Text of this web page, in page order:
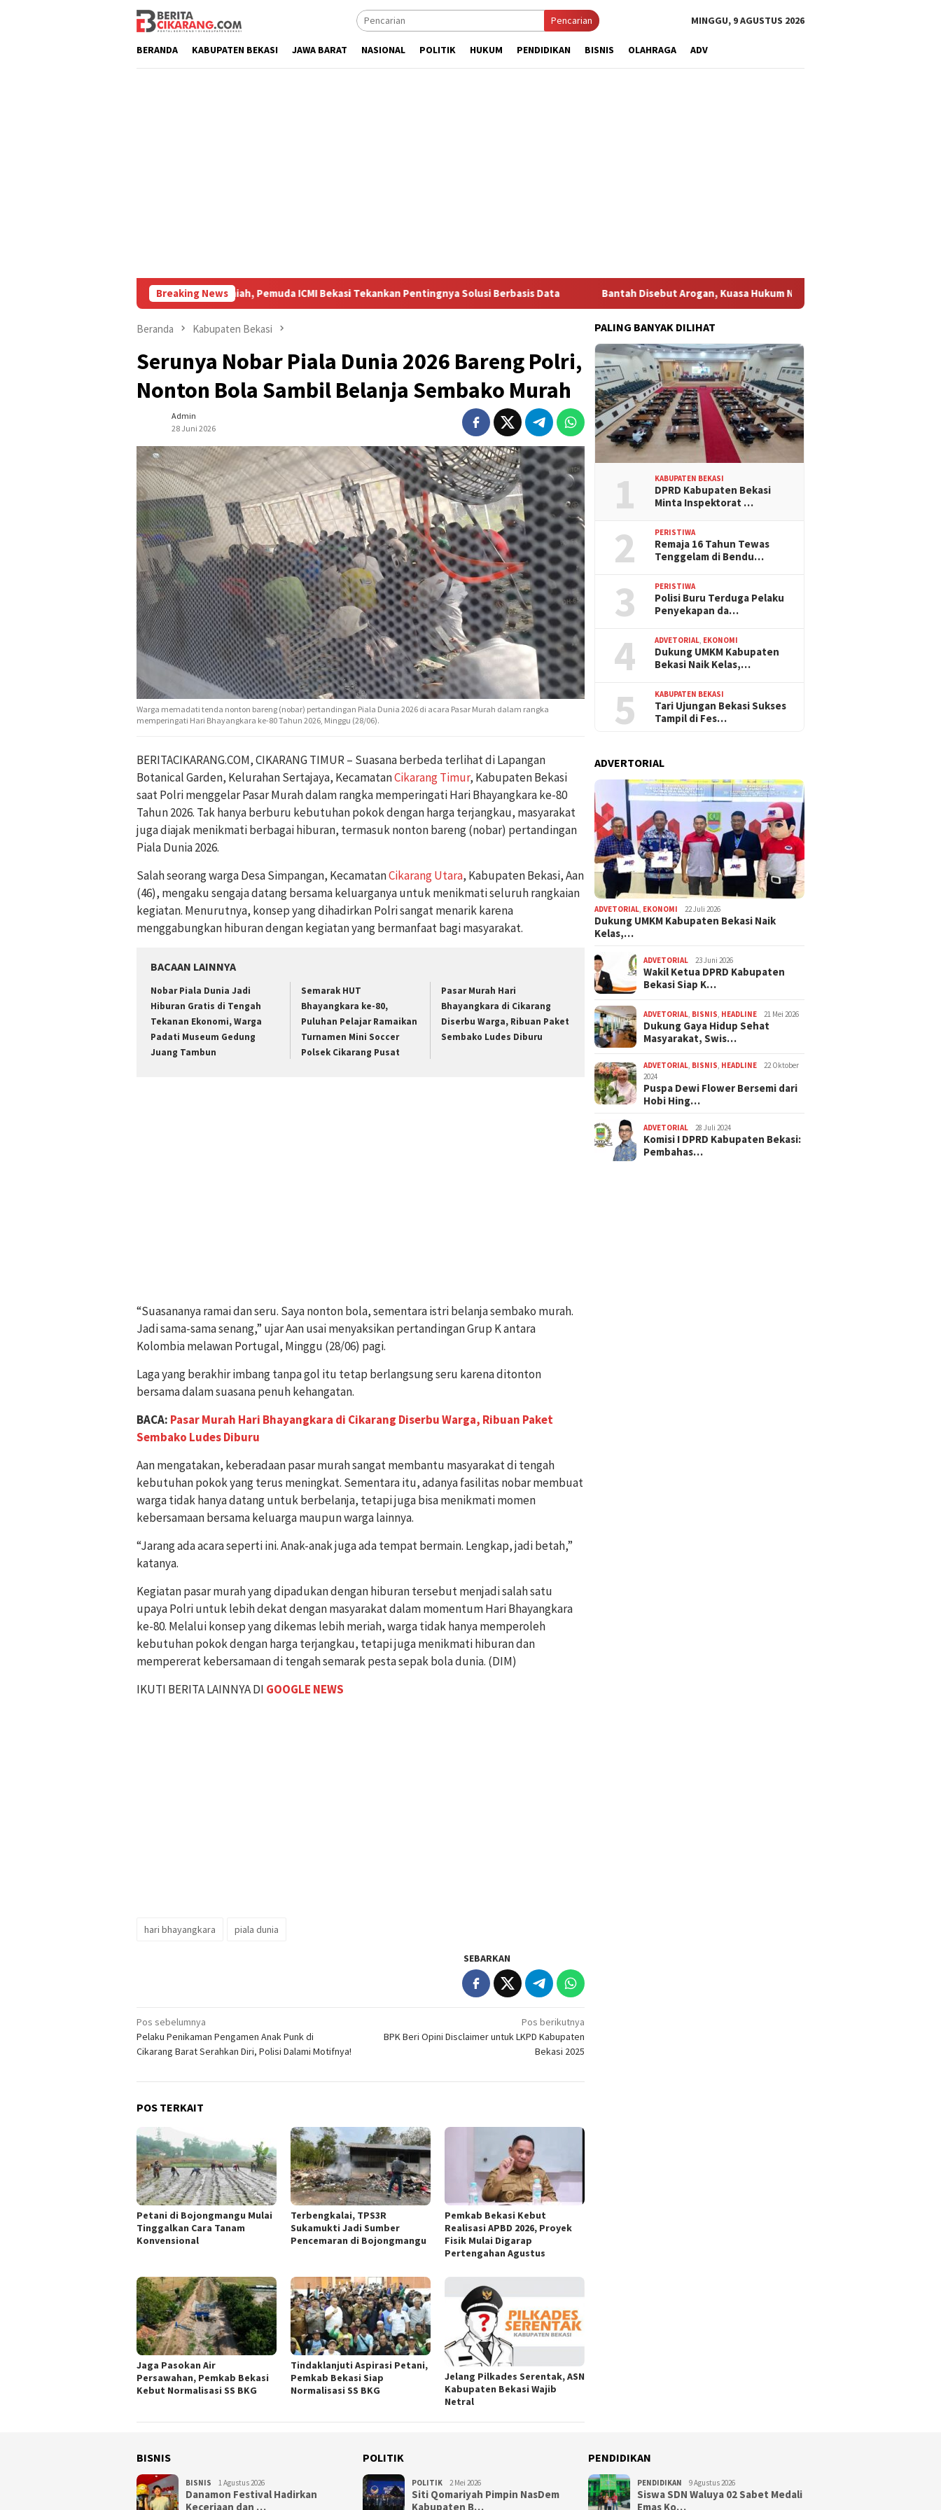
Pencarian MINGGU, 9 AGUSTUS 2026
BERANDA KABUPATEN BEKASI JAWA BARAT NASIONAL POLITIK HUKUM PENDIDIKAN BISNIS OLAHRAGA ADV
Breaking News
Workshop Penulisan Karya Ilmiah, Pemuda ICMI Bekasi Tekankan Pentingnya Solusi Berbasis Data Bantah Disebut Arogan, Kuasa Hukum Nyumarno Duga Ada Pihak Lain Pengaruhi
Beranda Kabupaten Bekasi
Serunya Nobar Piala Dunia 2026 Bareng Polri,
Nonton Bola Sambil Belanja Sembako Murah
Admin
28 Juni 2026
Warga memadati tenda nonton bareng (nobar) pertandingan Piala Dunia 2026 di acara Pasar Murah dalam rangka
memperingati Hari Bhayangkara ke-80 Tahun 2026, Minggu (28/06).
BERITACIKARANG.COM, CIKARANG TIMUR – Suasana berbeda terlihat di Lapangan
Botanical Garden, Kelurahan Sertajaya, KecamatanCikarang Timur, Kabupaten Bekasi
saat Polri menggelar Pasar Murah dalam rangka memperingati Hari Bhayangkara ke-80
Tahun 2026. Tak hanya berburu kebutuhan pokok dengan harga terjangkau, masyarakat
juga diajak menikmati berbagai hiburan, termasuk nonton bareng (nobar) pertandingan
Piala Dunia 2026.
Salah seorang warga Desa Simpangan, KecamatanCikarang Utara, Kabupaten Bekasi, Aan
(46), mengaku sengaja datang bersama keluarganya untuk menikmati seluruh rangkaian
kegiatan. Menurutnya, konsep yang dihadirkan Polri sangat menarik karena
menggabungkan hiburan dengan kegiatan yang bermanfaat bagi masyarakat.
BACAAN LAINNYA
Nobar Piala Dunia Jadi
Hiburan Gratis di Tengah
Tekanan Ekonomi, Warga
Padati Museum Gedung
Juang Tambun
Semarak HUT
Bhayangkara ke-80,
Puluhan Pelajar Ramaikan
Turnamen Mini Soccer
Polsek Cikarang Pusat
Pasar Murah Hari
Bhayangkara di Cikarang
Diserbu Warga, Ribuan Paket
Sembako Ludes Diburu
“Suasananya ramai dan seru. Saya nonton bola, sementara istri belanja sembako murah.
Jadi sama-sama senang,” ujar Aan usai menyaksikan pertandingan Grup K antara
Kolombia melawan Portugal, Minggu (28/06) pagi.
Laga yang berakhir imbang tanpa gol itu tetap berlangsung seru karena ditonton
bersama dalam suasana penuh kehangatan.
BACA: Pasar Murah Hari Bhayangkara di Cikarang Diserbu Warga, Ribuan Paket
Sembako Ludes Diburu
Aan mengatakan, keberadaan pasar murah sangat membantu masyarakat di tengah
kebutuhan pokok yang terus meningkat. Sementara itu, adanya fasilitas nobar membuat
warga tidak hanya datang untuk berbelanja, tetapi juga bisa menikmati momen
kebersamaan bersama keluarga maupun warga lainnya.
“Jarang ada acara seperti ini. Anak-anak juga ada tempat bermain. Lengkap, jadi betah,”
katanya.
Kegiatan pasar murah yang dipadukan dengan hiburan tersebut menjadi salah satu
upaya Polri untuk lebih dekat dengan masyarakat dalam momentum Hari Bhayangkara
ke-80. Melalui konsep yang dikemas lebih meriah, warga tidak hanya memperoleh
kebutuhan pokok dengan harga terjangkau, tetapi juga menikmati hiburan dan
mempererat kebersamaan di tengah semarak pesta sepak bola dunia. (DIM)
IKUTI BERITA LAINNYA DI GOOGLE NEWS
hari bhayangkara piala dunia
SEBARKAN
Navigasi
pos
Pos sebelumnya
Pelaku Penikaman Pengamen Anak Punk di
Cikarang Barat Serahkan Diri, Polisi Dalami Motifnya!
Pos berikutnya
BPK Beri Opini Disclaimer untuk LKPD Kabupaten
Bekasi 2025
POS TERKAIT
Petani di Bojongmangu Mulai
Tinggalkan Cara Tanam
Konvensional
Terbengkalai, TPS3R
Sukamukti Jadi Sumber
Pencemaran di Bojongmangu
Pemkab Bekasi Kebut
Realisasi APBD 2026, Proyek
Fisik Mulai Digarap
Pertengahan Agustus
Jaga Pasokan Air
Persawahan, Pemkab Bekasi
Kebut Normalisasi SS BKG
Tindaklanjuti Aspirasi Petani,
Pemkab Bekasi Siap
Normalisasi SS BKG
Jelang Pilkades Serentak, ASN
Kabupaten Bekasi Wajib
Netral
PALING BANYAK DILIHAT
1 KABUPATEN BEKASI
DPRD Kabupaten Bekasi
Minta Inspektorat …
2 PERISTIWA
Remaja 16 Tahun Tewas
Tenggelam di Bendu…
3 PERISTIWA
Polisi Buru Terduga Pelaku
Penyekapan da…
4 ADVETORIAL EKONOMI
Dukung UMKM Kabupaten
Bekasi Naik Kelas,…
5 KABUPATEN BEKASI
Tari Ujungan Bekasi Sukses
Tampil di Fes…
ADVERTORIAL
ADVETORIAL EKONOMI 22 Juli 2026
Dukung UMKM Kabupaten Bekasi Naik
Kelas,…
ADVETORIAL 23 Juni 2026
Wakil Ketua DPRD Kabupaten
Bekasi Siap K…
ADVETORIAL BISNIS HEADLINE 21 Mei 2026
Dukung Gaya Hidup Sehat
Masyarakat, Swis…
ADVETORIAL BISNIS HEADLINE
22 Oktober
2024
Puspa Dewi Flower Bersemi dari
Hobi Hing…
ADVETORIAL 28 Juli 2024
Komisi I DPRD Kabupaten Bekasi:
Pembahas…
BISNIS
BISNIS 1 Agustus 2026
Danamon Festival Hadirkan
Keceriaan dan …
POLITIK
POLITIK 2 Mei 2026
Siti Qomariyah Pimpin NasDem
Kabupaten B…
PENDIDIKAN
PENDIDIKAN 9 Agustus 2026
Siswa SDN Waluya 02 Sabet Medali
Emas Ko…